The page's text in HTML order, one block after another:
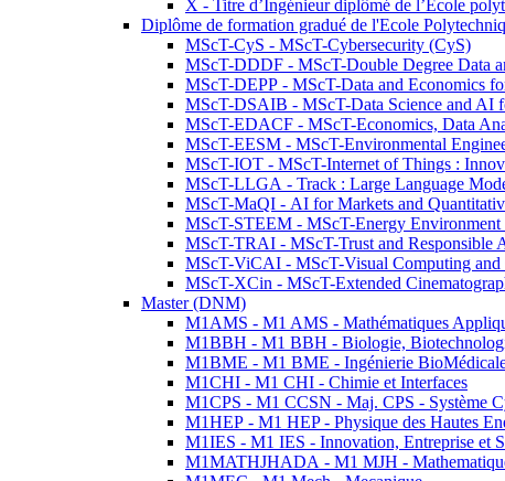
X - Titre d’Ingénieur diplômé de l’École
Diplôme de formation gradué de l'Ecole
MScT-CyS - MScT-Cybersecurity (CyS)
MScT-DDDF - MScT-Double Degree Data
MScT-DEPP - MScT-Data and Economics
MScT-DSAIB - MScT-Data Science and AI
MScT-EDACF - MScT-Economics, Data
MScT-EESM - MScT-Environmental
MScT-IOT - MScT-Internet of Things :
MScT-LLGA - Track : Large Language
MScT-MaQI - AI for Markets and
MScT-STEEM - MScT-Energy Environment
MScT-TRAI - MScT-Trust and Responsible
MScT-ViCAI - MScT-Visual Computing and
MScT-XCin - MScT-Extended
Master (DNM)
M1AMS - M1 AMS - Mathématiques
M1BBH - M1 BBH - Biologie,
M1BME - M1 BME - Ingénierie
M1CHI - M1 CHI - Chimie et Interfaces
M1CPS - M1 CCSN - Maj. CPS - Système
M1HEP - M1 HEP - Physique des Hautes
M1IES - M1 IES - Innovation, Entreprise et
M1MATHJHADA - M1 MJH -